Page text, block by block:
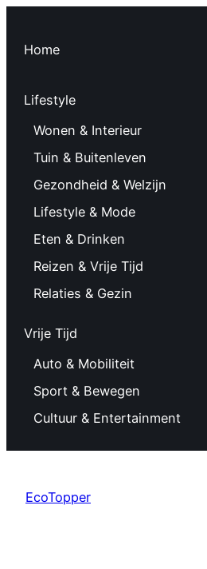
Home
Lifestyle
Wonen & Interieur
Tuin & Buitenleven
Gezondheid & Welzijn
Lifestyle & Mode
Eten & Drinken
Reizen & Vrije Tijd
Relaties & Gezin
Vrije Tijd
Auto & Mobiliteit
Sport & Bewegen
Cultuur & Entertainment
EcoTopper